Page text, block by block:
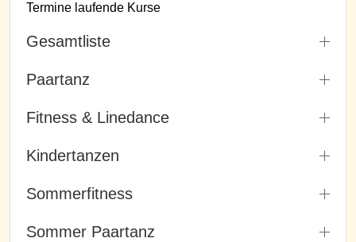
Termine laufende Kurse
Gesamtliste
Paartanz
Fitness & Linedance
Kindertanzen
Sommerfitness
Sommer Paartanz